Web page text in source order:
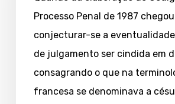
efeitosProcesso Penal de 1987
conjecturar-se a
de julgamento ser cindida em
consagrando o que na
francesa se denominava a